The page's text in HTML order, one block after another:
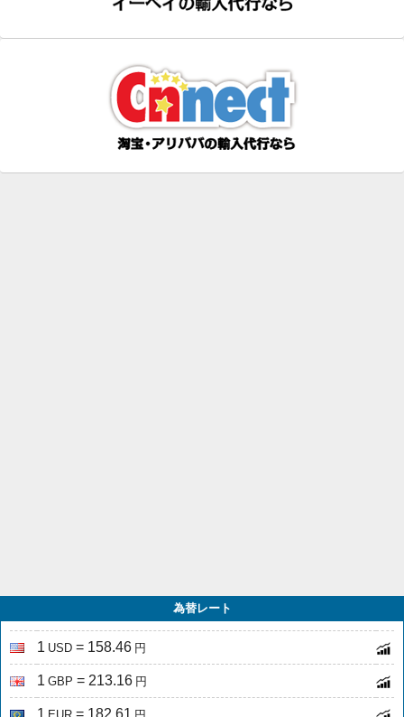
為替レート
1 USD = 158.46 円
1 GBP = 213.16 円
1 = 182.61